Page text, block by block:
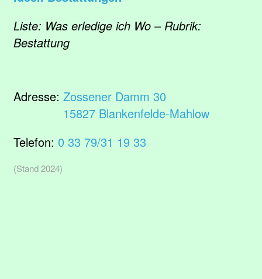
Liste: Was erledige ich Wo – Rubrik:
Bestattung
Adresse: Zossener Damm 30
15827 Blankenfelde-Mahlow
Telefon: 0 33 79/31 19 33
(Stand 2024)